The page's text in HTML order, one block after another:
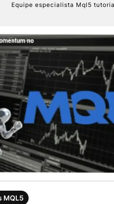
Equipe especialista Mql5
MQL5